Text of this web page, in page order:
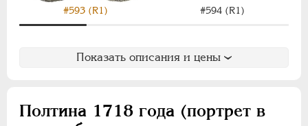
#593 (R1) #594 (R1)
Показать описания и цены
Полтина 1718 года (портрет в